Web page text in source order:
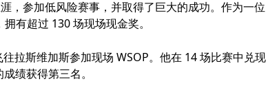
，参加低风险赛事，并取得了巨大的成功。作为一位
有超过 130 场现场现金奖。
拉斯维加斯参加现场 WSOP。他在 14 场比赛中兑现
绩获得第三名。